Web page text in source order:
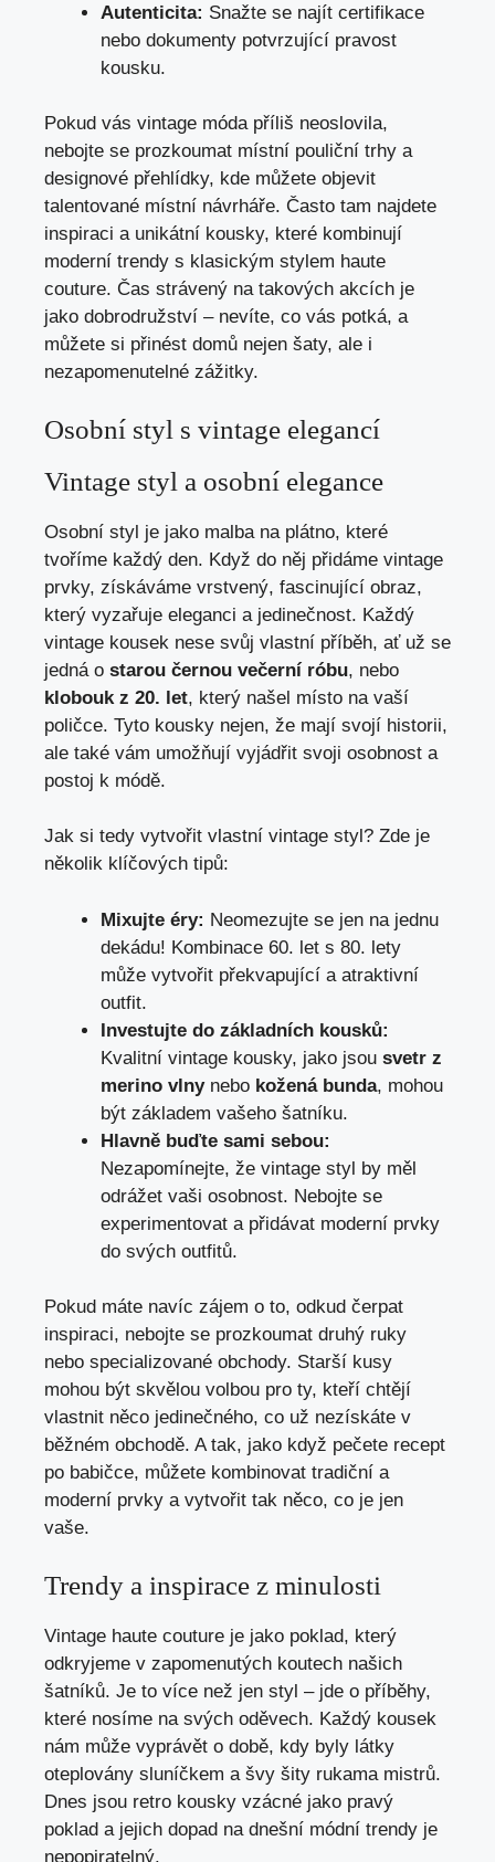
Autenticita: Snažte se najít certifikace
nebo dokumenty potvrzující⁣ pravost
kousku.
Pokud vás vintage móda příliš neoslovila,
nebojte se prozkoumat místní pouliční trhy ​a
designové přehlídky, kde⁣ můžete objevit
talentované místní návrháře. Často ​tam‍ najdete
inspiraci a unikátní kousky, které kombinují
moderní trendy s klasickým stylem haute
couture.​ Čas strávený na takových akcích je
jako dobrodružství – nevíte, ⁤co vás potká, a
můžete ​si přinést domů nejen šaty, ale i
nezapomenutelné zážitky.
Osobní styl s vintage elegancí
Vintage styl a‌ osobní elegance
Osobní styl je jako malba na plátno, které
tvoříme každý den. Když do něj ⁣přidáme ⁣vintage
prvky, získáváme vrstvený, fascinující obraz,
který vyzařuje eleganci a jedinečnost. Každý
vintage kousek nese svůj vlastní příběh, ať už se
jedná o starou černou ⁣večerní róbu, nebo
klobouk z 20. let, který našel místo na ⁤vaší
poličce.​ Tyto kousky nejen, že mají svojí historii,
ale také vám umožňují vyjádřit svoji osobnost a
postoj k módě.
Jak si tedy vytvořit vlastní vintage‌ styl? Zde je
několik klíčových tipů:
Mixujte éry: Neomezujte se jen na jednu
dekádu! Kombinace‍ 60. let s 80. lety
může vytvořit překvapující a ​atraktivní
outfit.
Investujte do základních kousků:
Kvalitní vintage‍ kousky, jako jsou svetr z
merino vlnynebo kožená bunda, mohou
být základem​ vašeho⁢ šatníku.
Hlavně buďte sami sebou:
Nezapomínejte, že vintage styl by měl
odrážet vaši osobnost. Nebojte se⁣
experimentovat ‍a přidávat⁤ moderní prvky
do svých outfitů.
Pokud máte navíc zájem o to, odkud ⁤čerpat
inspiraci, nebojte se prozkoumat druhý ⁣ruky
⁤nebo specializované obchody. Starší‍ kusy
mohou být skvělou volbou ⁤pro ty, kteří chtějí⁤
vlastnit něco jedinečného, co ​už nezískáte v
běžném obchodě.⁤ A tak,⁤ jako ⁤když pečete recept
po babičce, můžete kombinovat tradiční a‌
moderní prvky a vytvořit tak něco, co je jen
vaše.
Trendy a inspirace z minulosti
Vintage haute ​couture je jako poklad, který
odkryjeme v zapomenutých koutech našich
šatníků. Je to více než jen ‌styl‌ – jde o ‍příběhy,
které nosíme‍ na svých oděvech. Každý kousek
nám může vyprávět o době,‍ kdy byly látky
oteplovány sluníčkem a švy šity rukama mistrů.
Dnes ⁢jsou retro kousky vzácné jako pravý
poklad a jejich dopad na dnešní módní trendy je
nepopiratelný.